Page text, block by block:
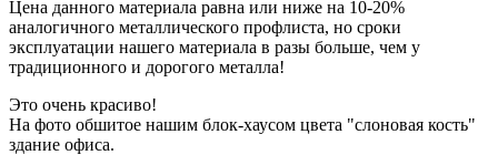
Цена данного материала равна или ниже на 10-20%
аналогичного металлического профлиста, но сроки
эксплуатации нашего материала в разы больше, чем у
традиционного и дорогого металла!
Это очень красиво!
На фото обшитое нашим блок-хаусом цвета "слоновая кость"
здание офиса.